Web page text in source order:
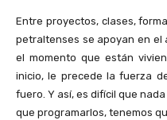
Entre proyectos, clases,
petraltenses se apoyan en el
el momento que están
inicio, le precede la fuerza
fuero. Y así, es difícil que
que programarlos, tenemos